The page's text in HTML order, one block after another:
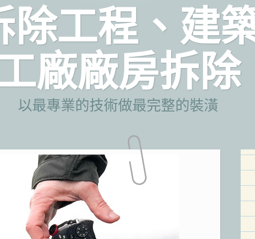
工程、建
廠廠房拆除
以最專業的技術做最完整的裝潢